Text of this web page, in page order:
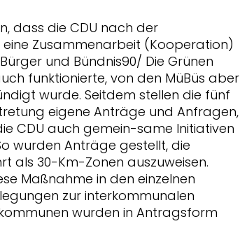
dass die CDU nach der
eine Zusammenarbeit (Kooperation)
und Bündnis90/ Die Grünen
funktionierte, von den MüBüs aber
wurde. Seitdem stellen die fünf
eigene Anträge und Anfragen,
CDU auch gemein-same Initiativen
wurden Anträge gestellt, die
als 30-Km-Zonen auszuweisen.
Maßnahme in den einzelnen
zur interkommunalen
wurden in Antragsform